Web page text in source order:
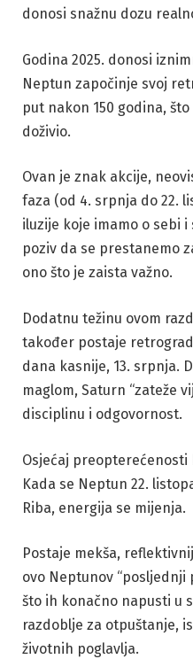
donosi snažnu dozu
Godina 2025. donosi
Neptun započinje svoj
put nakon 150 godina,
doživio.
Ovan je znak akcije,
faza (od 4. srpnja do 22.
iluzije koje imamo o sebi i
poziv da se prestanemo
ono što je zaista važno.
Dodatnu težinu ovom
također postaje
dana kasnije, 13. srpnja.
maglom, Saturn “zateže
disciplinu i odgovornost.
Osjećaj preopterećenosti
Kada se Neptun 22.
Riba, energija se mijenja.
Postaje mekša,
ovo Neptunov “posljednji
što ih konačno napusti u
razdoblje za otpuštanje,
životnih poglavlja.